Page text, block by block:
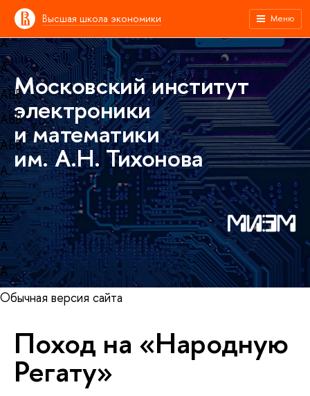
A
A
АБB
АБB
АБB
А
А
А
А
А
Обычная версия сайта
Высшая школа экономики Меню
Московский институт
электроники
и математики
им. А.Н. Тихонова
Поход на «Народную
Регату»